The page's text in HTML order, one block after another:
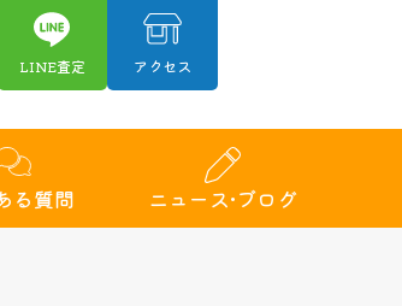
LINE査定 アクセス
る質問 ニュース•ブログ